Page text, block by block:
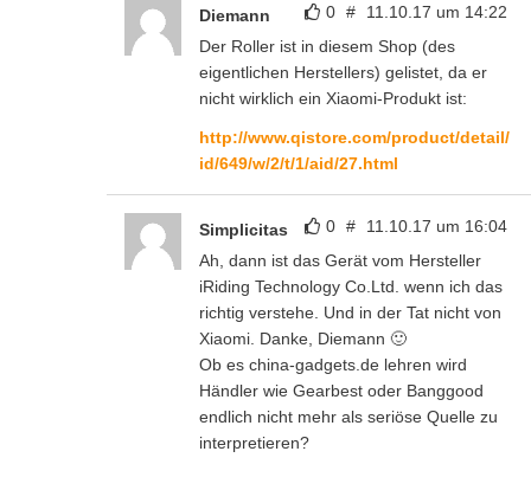
0 # 11.10.17 um 14:22
Diemann
Der Roller ist in diesem Shop (des
eigentlichen Herstellers) gelistet, da er
nicht wirklich ein Xiaomi-Produkt ist:
http://www.qistore.com/product/detail/
id/649/w/2/t/1/aid/27.html
0 # 11.10.17 um 16:04
Simplicitas
Ah, dann ist das Gerät vom Hersteller
iRiding Technology Co.Ltd. wenn ich das
richtig verstehe. Und in der Tat nicht von
Xiaomi. Danke, Diemann 🙂
Ob es china-gadgets.de lehren wird
Händler wie Gearbest oder Banggood
endlich nicht mehr als seriöse Quelle zu
interpretieren?